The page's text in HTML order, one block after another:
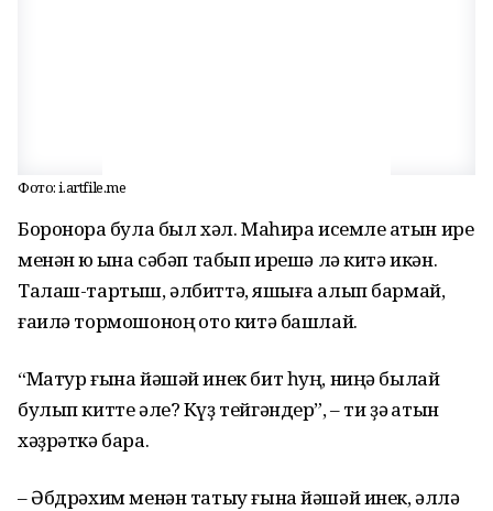
Фото: i.artfile.me
Боронораҡ була был хәл. Маһира исемле ҡатын ире
менән юҡ ҡына сәбәп табып ирешә лә китә икән.
Талаш-тартыш, әлбиттә, яҡшыға алып бармай,
ғаилә тормошоноң ҡото китә башлай.
“Матур ғына йәшәй инек бит һуң, ниңә былай
булып китте әле? Күҙ тейгәндер”, – ти ҙә ҡатын
хәҙрәткә бара.
– Әбдрәхим менән татыу ғына йәшәй инек, әллә